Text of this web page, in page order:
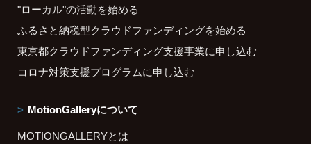
"ローカル"の活動を始める
ふるさと納税型クラウドファンディングを始める
東京都クラウドファンディング支援事業に申し込む
コロナ対策支援プログラムに申し込む
MotionGalleryについて
MOTIONGALLERYとは